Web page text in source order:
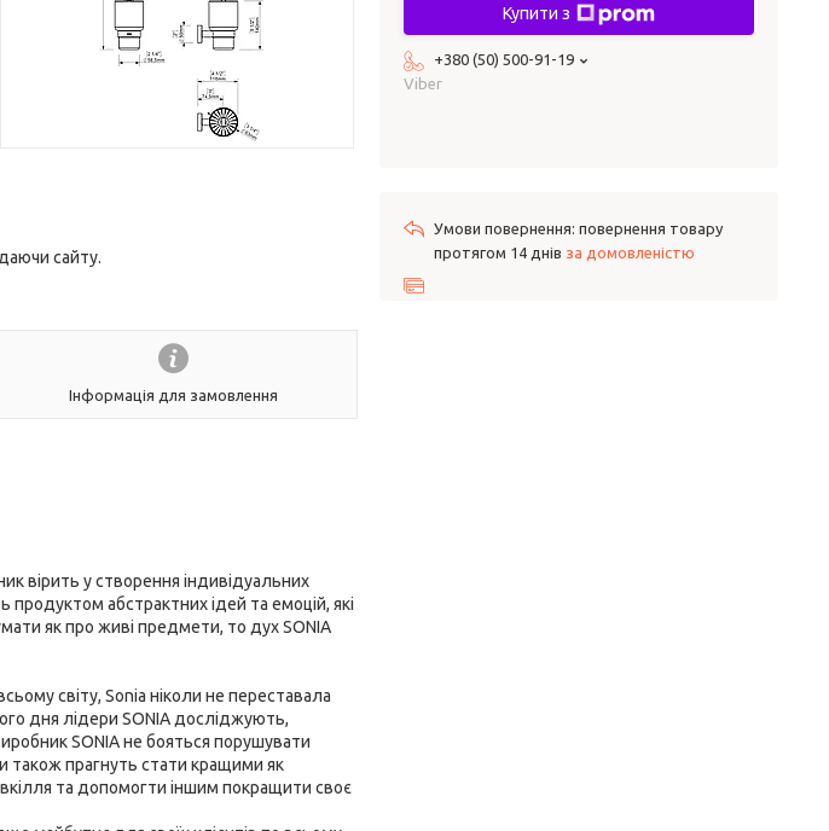
сайту.
Інформація для замовлення
вірить у створення індивідуальних
абстрактних ідей та емоцій, які
як про живі предмети, то дух SONIA
світу, Sonia ніколи не переставала
дня лідери SONIA досліджують,
SONIA не бояться порушувати
також прагнуть стати кращими як
та допомогти іншим покращити своє
Купити з
+380 (50) 500-91-19
Viber
повернення товару
протягом 14 днів за домовленістю